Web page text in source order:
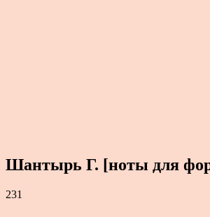
Шантырь Г. [ноты для
231